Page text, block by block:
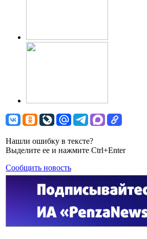
Нашли ошибку в тексте?
Выделите ее и нажмите Ctrl+Enter
Сообщить новость